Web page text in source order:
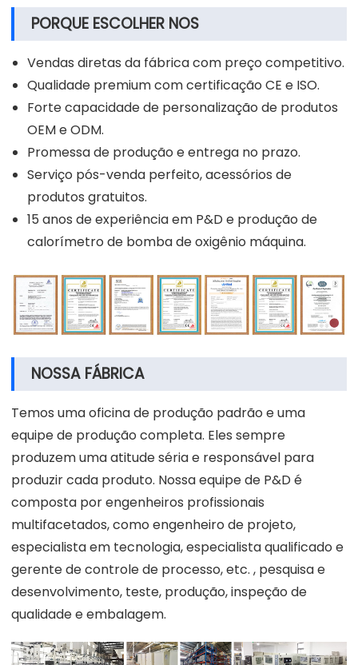
PORQUE ESCOLHER NOS
Vendas diretas da fábrica com preço competitivo.
Qualidade premium com certificação CE e ISO.
Forte capacidade de personalização de produtos
OEM e ODM.
Promessa de produção e entrega no prazo.
Serviço pós-venda perfeito, acessórios de
produtos gratuitos.
15 anos de experiência em P&D e produção de
calorímetro de bomba de oxigênio máquina.
NOSSA FÁBRICA
Temos uma oficina de produção padrão e uma
equipe de produção completa. Eles sempre
produzem uma atitude séria e responsável para
produzir cada produto. Nossa equipe de P&D é
composta por engenheiros profissionais
multifacetados, como engenheiro de projeto,
especialista em tecnologia, especialista qualificado e
gerente de controle de processo, etc. , pesquisa e
desenvolvimento, teste, produção, inspeção de
qualidade e embalagem.